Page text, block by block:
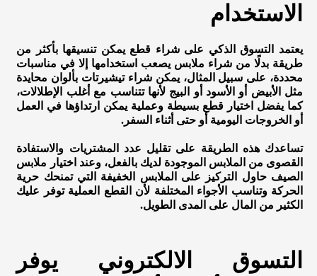
الاستخدام
يعتمد التسوق الذكي على شراء قطع يمكن تنسيقها بأكثر من
طريقة بدلًا من شراء ملابس يصعب استخدامها إلا في مناسبات
محددة، على سبيل المثال، يمكن شراء تيشيرتات بألوان محايدة
مثل الأبيض أو الأسود أو البيج لأنها تتناسب مع أغلب الإطلالات،
كما يفضل اختيار قطع بسيطة وعملية يمكن ارتداؤها في العمل
أو الخروجات اليومية أو حتى أثناء السفر.
تساعدك هذه الطريقة على تقليل عدد المشتريات والاستفادة
القصوى من الملابس الموجودة لديك بالفعل، وعند اختيار ملابس
الصيف حاول التركيز على الملابس الخفيفة التي تمنحك حرية
الحركة وتناسب الأجواء المختلفة لأن القطع العملية توفر عليك
الكثير من المال على المدى الطويل.
التسوق الالكتروني يوفر